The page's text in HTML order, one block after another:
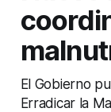
El Gobierno
Erradicar la